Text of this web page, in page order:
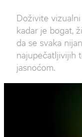
Doživite
kadar je bogat,
da se svaka
najupečatljivijih
jasnoćom.